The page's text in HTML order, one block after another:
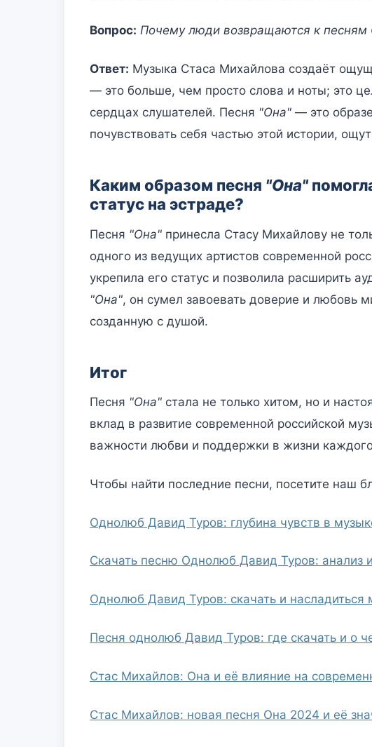
Вопрос: Почему люди возвращаются к песням
Ответ: Музыка Стаса Михайлова создаёт
— это больше, чем просто слова и ноты; это
сердцах слушателей. Песня "Она" — это
почувствовать себя частью этой истории,
Каким образом песня "Она"
статус на эстраде?
Песня "Она" принесла Стасу Михайлову не
одного из ведущих артистов современной
укрепила его статус и позволила расширить
"Она", он сумел завоевать доверие и любовь
созданную с душой.
Итог
Песня "Она" стала не только хитом, но и
вклад в развитие современной российской
важности любви и поддержки в жизни
Чтобы найти последние песни, посетите наш
Однолюб Давид Туров: глубина чувств в
Скачать песню Однолюб Давид Туров: анализ
Однолюб Давид Туров: скачать и
Песня однолюб Давид Туров: где скачать и о
Стас Михайлов: Она и её влияние на
Стас Михайлов: новая песня Она 2024 и её